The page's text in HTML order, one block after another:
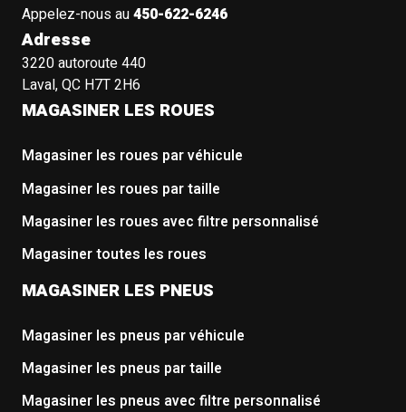
Appelez-nous au450-622-6246
Adresse
3220 autoroute 440
Laval, QC H7T 2H6
MAGASINER LES ROUES
Magasiner les roues par véhicule
Magasiner les roues par taille
Magasiner les roues avec filtre personnalisé
Magasiner toutes les roues
MAGASINER LES PNEUS
Magasiner les pneus par véhicule
Magasiner les pneus par taille
Magasiner les pneus avec filtre personnalisé